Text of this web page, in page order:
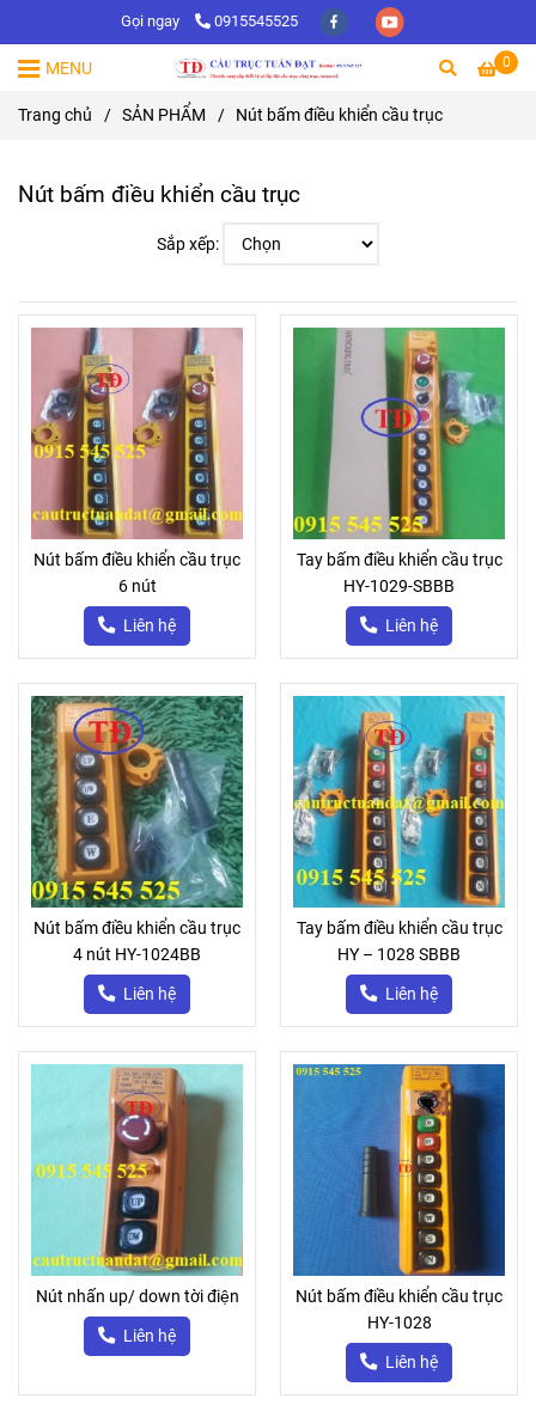
Gọi ngay 0915545525
0
MENU
Trang chủ / SẢN PHẨM / Nút bấm điều khiển cầu trục
Nút bấm điều khiển cầu trục
Sắp xếp:
Nút bấm điều khiển cầu trục
6 nút
Liên hệ
Tay bấm điều khiển cầu trục
HY-1029-SBBB
Liên hệ
Nút bấm điều khiển cầu trục
4 nút HY-1024BB
Liên hệ
Tay bấm điều khiển cầu trục
HY – 1028 SBBB
Liên hệ
Nút nhấn up/ down tời điện
Liên hệ
Nút bấm điều khiển cầu trục
HY-1028
Liên hệ